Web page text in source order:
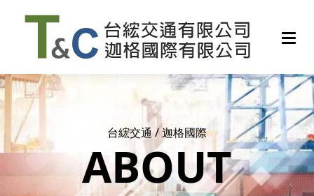
台綋交通 / 迦格國際
ABOUT